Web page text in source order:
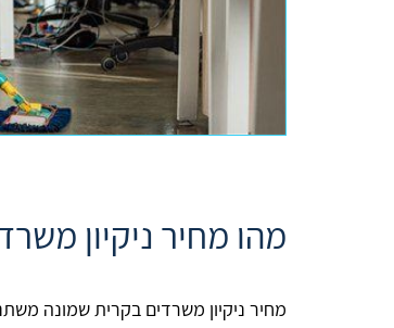
מהו מחיר ניקיון
מחיר ניקיון משרדים בקרית שמונה